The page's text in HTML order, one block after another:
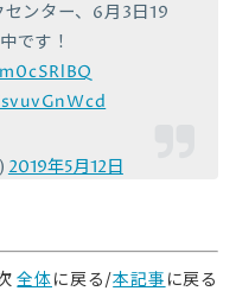
ンター、6月3日19
です！
2019年5月12日
全体に戻る/本記事 に戻る